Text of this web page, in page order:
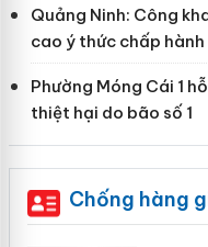
Quảng Ninh: Công
cao ý thức chấp
Phường Móng Cái 1
thiệt hại do bão số 1
Chống hàng